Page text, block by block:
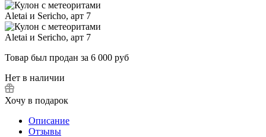
Товар был продан за 6 000 руб
Нет в наличии
Хочу в подарок
Описание
Отзывы